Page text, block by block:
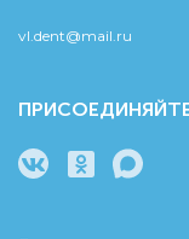
vl.dent@mail.ru